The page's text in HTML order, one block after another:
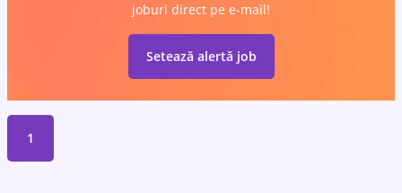
joburi direct pe e-mail!
Setează alertă job
1